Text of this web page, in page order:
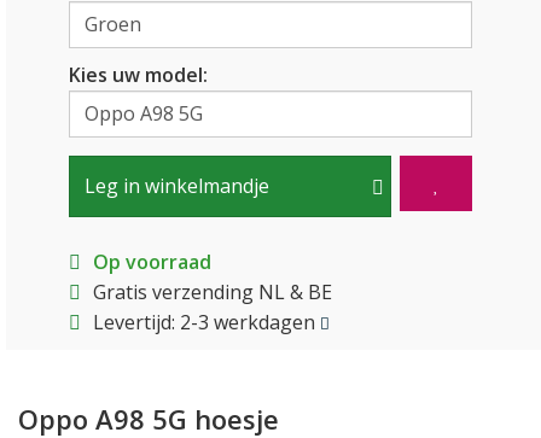
Kies uw model:
Leg in winkelmandje
Op voorraad
Gratis verzending NL & BE
Levertijd: 2-3 werkdagen
Oppo A98 5G hoesje